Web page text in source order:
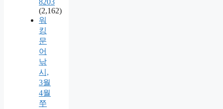
8203
(2,162)
워
킹
문
어
낚
시,
3월
4월
쭈